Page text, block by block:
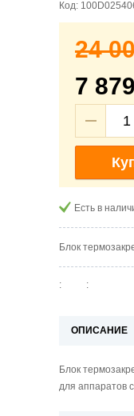
Код:
24
7
Есть в
Блок
: :
ОПИСАНИЕ
Блок
для аппаратов